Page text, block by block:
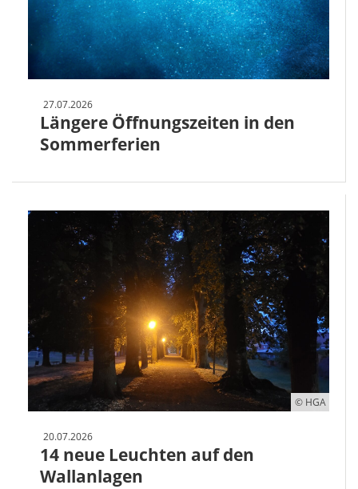
27.07.2026
Längere Öffnungszeiten in den
Sommerferien
© HGA
20.07.2026
14 neue Leuchten auf den
Wallanlagen